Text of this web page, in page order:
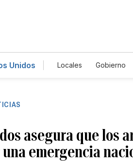
Unidos Locales Gobierno
asegura que los
emergencia